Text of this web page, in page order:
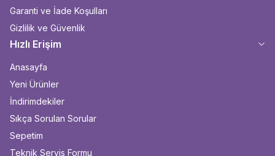
Garanti ve İade Koşulları
Gizlilik ve Güvenlik
Hızlı Erişim
Anasayfa
Yeni Ürünler
İndirimdekiler
Sıkça Sorulan Sorular
Sepetim
Teknik Servis Formu